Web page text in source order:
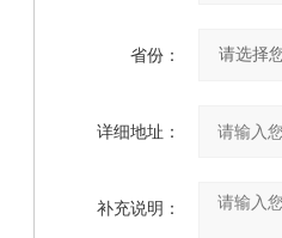
省份：
详细地址：
补充说明：